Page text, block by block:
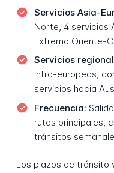
Servicios Asia-
Norte, 4 servicios
Extremo Oriente-
Servicios
intra-europeas,
servicios hacia
Frecuencia:
rutas principales,
tránsitos
Los plazos de tránsito